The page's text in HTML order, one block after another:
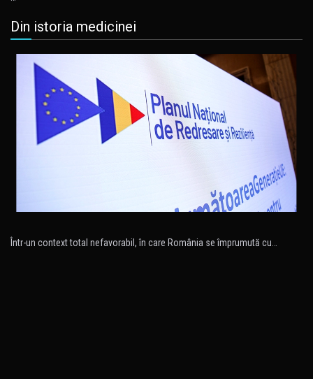
Din istoria medicinei
Într-un context total nefavorabil, în care România se împrumută cu…